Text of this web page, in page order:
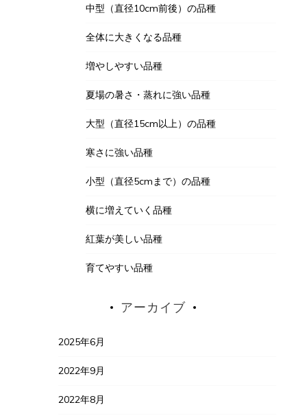
中型（直径10cm前後）の品種
全体に大きくなる品種
増やしやすい品種
夏場の暑さ・蒸れに強い品種
大型（直径15cm以上）の品種
寒さに強い品種
小型（直径5cmまで）の品種
横に増えていく品種
紅葉が美しい品種
育てやすい品種
アーカイブ
2025年6月
2022年9月
2022年8月